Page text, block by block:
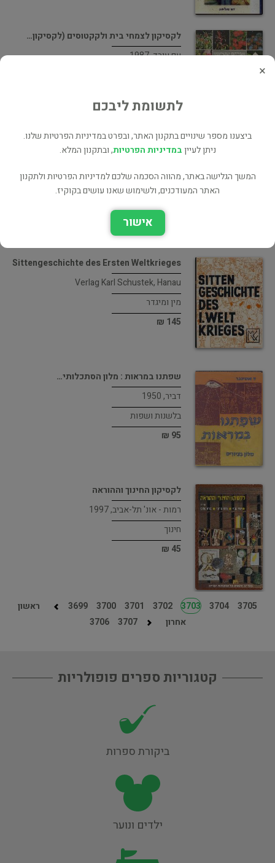
לקסיקון לצמחי בית ולקקטוסים (לקסיקון…
עם עובד, 1987
מה אומרות פניך - תווי…
גוף ונפש
Sittengeschichte des Ersten Weltkrieges
Verlag Karl Schustek, Hanau
מין ומיגדר
145 ₪
שפתנו במראות : מלון הסתכלותי…
דביר, 1950
בלשנות ושפות
95 ₪
לקסיקון החינוך וההוראה
רמות - אונ' תל-אביב, 1997
חינוך
45 ₪
ראשון 3699 3700 3701 3702 3703 3704
3705
3706
3707 אחרון
קטגוריות ספרים פופולריות
ביקורת ספרות
ילדים ונוער
×
לתשומת ליבכם
ביצענו מספר שינויים בתקנון האתר, ובפרט במדיניות הפרטיות שלנו.
ניתן לעייןבמדיניות הפרטיות, ובתקנון המלא.
המשך הגלישה באתר, מהווה הסכמה שלכם למדיניות הפרטיות ולתקנון
האתר המעודכנים, ולשימוש שאנו עושים בקוקיז.
אישור